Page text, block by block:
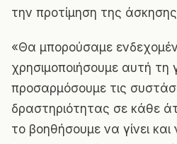
την προτίμηση της
«Θα μπορούσαμε
χρησιμοποιήσουμε αυτή τη
προσαρμόσουμε τις
δραστηριότητας σε κάθε
το βοηθήσουμε να γίνει και